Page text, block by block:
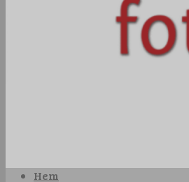
Hem